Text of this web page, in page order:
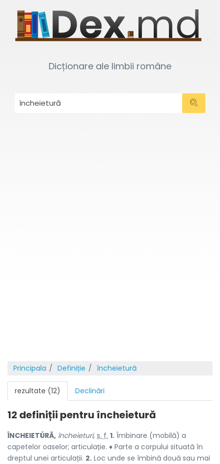
Dicționare ale limbii române
Principala Definiție încheietură
rezultate (12) Declinări
12 definiții pentru încheietură
ÎNCHEIETÚRĂ, încheieturi, s. f. 1. Îmbinare (mobilă) a
capetelor oaselor; articulație. ♦ Parte a corpului situată în
dreptul unei articulații. 2. Loc unde se îmbină două sau mai